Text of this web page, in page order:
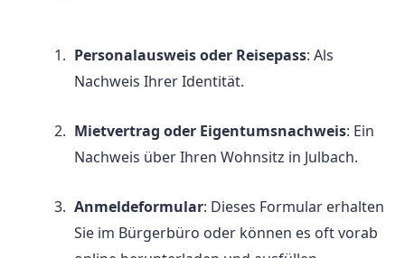
Personalausweis oder Reisepass: Als
Nachweis Ihrer Identität.
Mietvertrag oder Eigentumsnachweis: Ein
Nachweis über Ihren Wohnsitz in Julbach.
Anmeldeformular: Dieses Formular erhalten
Sie im Bürgerbüro oder können es oft vorab